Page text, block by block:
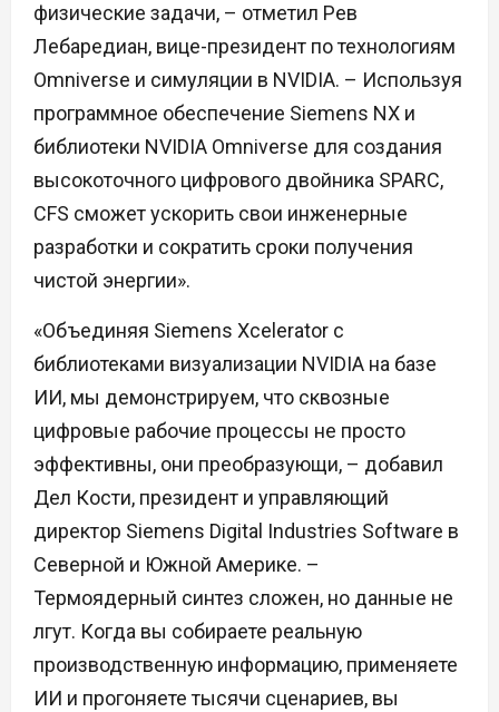
физические задачи, – отметил Рев
Лебаредиан, вице-президент по технологиям
Omniverse и симуляции в NVIDIA. – Используя
программное обеспечение Siemens NX и
библиотеки NVIDIA Omniverse для создания
высокоточного цифрового двойника SPARC,
CFS сможет ускорить свои инженерные
разработки и сократить сроки получения
чистой энергии».
«Объединяя Siemens Xcelerator с
библиотеками визуализации NVIDIA на базе
ИИ, мы демонстрируем, что сквозные
цифровые рабочие процессы не просто
эффективны, они преобразующи, – добавил
Дел Кости, президент и управляющий
директор Siemens Digital Industries Software в
Северной и Южной Америке. –
Термоядерный синтез сложен, но данные не
лгут. Когда вы собираете реальную
производственную информацию, применяете
ИИ и прогоняете тысячи сценариев, вы